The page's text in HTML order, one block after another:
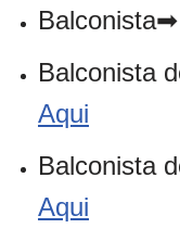
Balconista➡
Balconista
Aqui
Balconista
Aqui